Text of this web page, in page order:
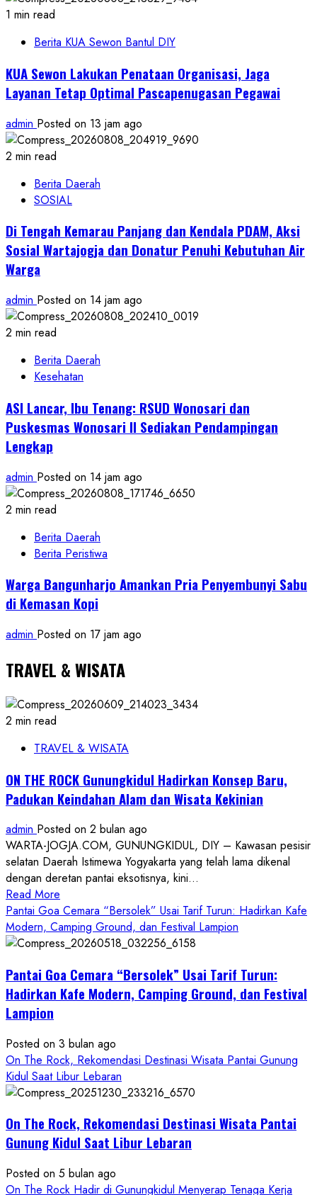
1 min read
Berita KUA Sewon Bantul DIY
KUA Sewon Lakukan Penataan Organisasi, Jaga
Layanan Tetap Optimal Pascapenugasan Pegawai
admin Posted on 13 jam ago
2 min read
Berita Daerah
SOSIAL
Di Tengah Kemarau Panjang dan Kendala PDAM, Aksi
Sosial Wartajogja dan Donatur Penuhi Kebutuhan Air
Warga
admin Posted on 14 jam ago
2 min read
Berita Daerah
Kesehatan
ASI Lancar, Ibu Tenang: RSUD Wonosari dan
Puskesmas Wonosari II Sediakan Pendampingan
Lengkap
admin Posted on 14 jam ago
2 min read
Berita Daerah
Berita Peristiwa
Warga Bangunharjo Amankan Pria Penyembunyi Sabu
di Kemasan Kopi
admin Posted on 17 jam ago
TRAVEL & WISATA
2 min read
TRAVEL & WISATA
ON THE ROCK Gunungkidul Hadirkan Konsep Baru,
Padukan Keindahan Alam dan Wisata Kekinian
admin Posted on 2 bulan ago
WARTA-JOGJA.COM, GUNUNGKIDUL, DIY – Kawasan pesisir
selatan Daerah Istimewa Yogyakarta yang telah lama dikenal
dengan deretan pantai eksotisnya, kini...
Read More
more
about
ON
ROCK
Gunungkidul
Baru,
Padukan
Keindahan
Alam
Wisata
Kekinian
Pantai Goa Cemara “Bersolek” Usai Tarif Turun: Hadirkan Kafe
Modern, Camping Ground, dan Festival Lampion
Pantai Goa Cemara “Bersolek” Usai Tarif Turun:
Hadirkan Kafe Modern, Camping Ground, dan Festival
Lampion
Posted on 3 bulan ago
On The Rock, Rekomendasi Destinasi Wisata Pantai Gunung
Kidul Saat Libur Lebaran
On The Rock, Rekomendasi Destinasi Wisata Pantai
Gunung Kidul Saat Libur Lebaran
Posted on 5 bulan ago
On The Rock Hadir di Gunungkidul Menyerap Tenaga Kerja